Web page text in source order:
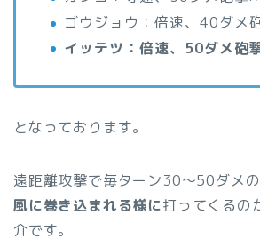
ゴウジョウ：倍速、40ダメ
イッテツ：倍速、50ダメ砲
となっております。
遠距離攻撃で毎ターン30〜50ダメ
風に巻き込まれる様に打ってくるの
介です。